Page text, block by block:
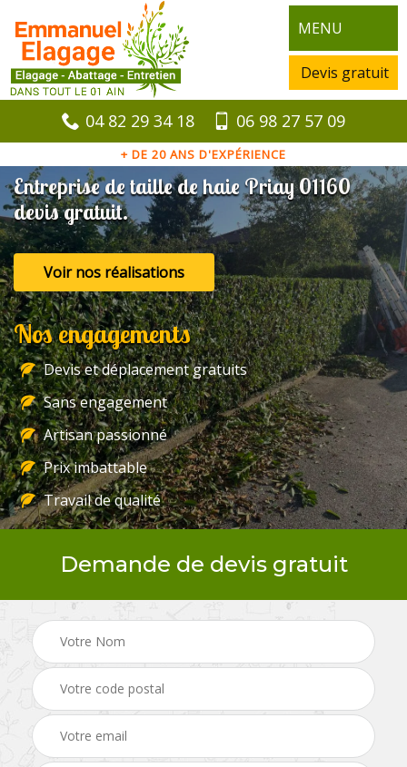
MENU
Devis gratuit
04 82 29 34 18 06 98 27 57 09
+ DE 20 ANS D'EXPÉRIENCE
Entreprise de taille de haie Priay 01160
devis gratuit.
Voir nos réalisations
Nos engagements
Devis et déplacement gratuits
Sans engagement
Artisan passionné
Prix imbattable
Travail de qualité
Demande de devis gratuit